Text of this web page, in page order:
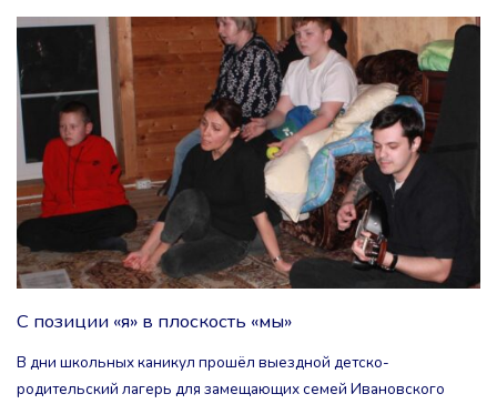
ЭМОЦИИ"
С позиции «я» в плоскость «мы»
В дни школьных каникул прошёл выездной детско-
родительский лагерь для замещающих семей Ивановского